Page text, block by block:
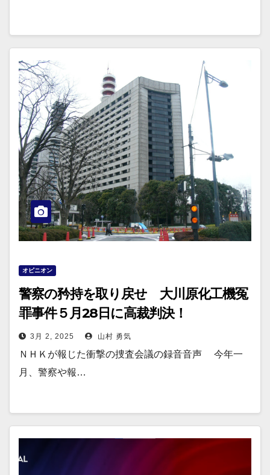
オピニオン
警察の矜持を取り戻せ 大川原化工機冤
罪事件５月28日に高裁判決！
3月 2, 2025 山村 勇気
ＮＨＫが報じた衝撃の捜査会議の録音音声 今年一
月、警察や報…